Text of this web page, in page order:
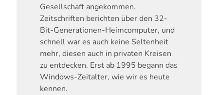
Gesellschaft angekommen.
Zeitschriften berichten über den 32-
Bit-Generationen-Heimcomputer, und
schnell war es auch keine Seltenheit
mehr, diesen auch in privaten Kreisen
zu entdecken. Erst ab 1995 begann das
Windows-Zeitalter, wie wir es heute
kennen.